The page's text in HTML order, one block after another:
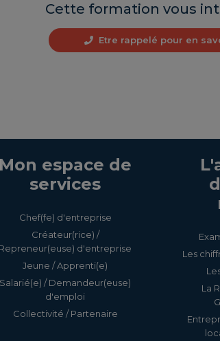
Cette formation vous
Etre rappelé pour en
Mon espace de
services
Chef(fe) d'entreprise
Créateur(rice) /
Repreneur(euse) d'entreprise
Jeune / Apprenti(e)
Salarié(e) / Demandeur(euse)
d'emploi
Collectivité / Partenaire
Les
La